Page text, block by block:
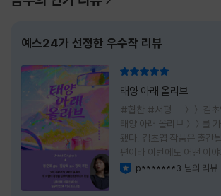
예스24가 선정한 우수작 리뷰
태양 아래 올리브
#협찬 #서평 ＞＞ 김초
태양 아래 올리브＞＞를
됐다. 김초엽 작품은 출간
편이라 이번에도 어떤 이
가 컸다. 스포일러 없이 읽
p*******3 님의 리뷰